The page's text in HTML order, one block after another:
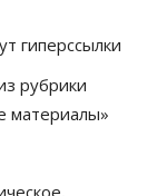
не будет
гиперссылки
рубрики
материалы»